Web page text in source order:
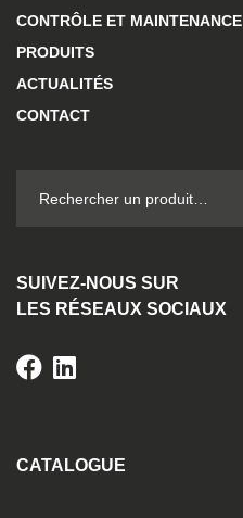
CONTRÔLE ET MAINTENANCE
PRODUITS
ACTUALITÉS
CONTACT
SUIVEZ-NOUS SUR
LES RÉSEAUX SOCIAUX
CATALOGUE